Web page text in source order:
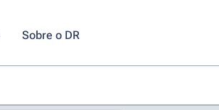
Sobre o DR